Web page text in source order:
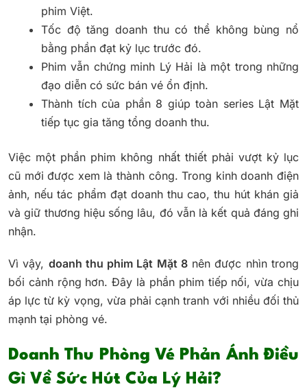
phim Việt.
Tốc độ tăng doanh thu có thể không bùng nổ
bằng phần đạt kỷ lục trước đó.
Phim vẫn chứng minh Lý Hải là một trong những
đạo diễn có sức bán vé ổn định.
Thành tích của phần 8 giúp toàn series Lật Mặt
tiếp tục gia tăng tổng doanh thu.
Việc một phần phim không nhất thiết phải vượt kỷ lục
cũ mới được xem là thành công. Trong kinh doanh điện
ảnh, nếu tác phẩm đạt doanh thu cao, thu hút khán giả
và giữ thương hiệu sống lâu, đó vẫn là kết quả đáng ghi
nhận.
Vì vậy, doanh thu phim Lật Mặt 8nên được nhìn trong
bối cảnh rộng hơn. Đây là phần phim tiếp nối, vừa chịu
áp lực từ kỳ vọng, vừa phải cạnh tranh với nhiều đối thủ
mạnh tại phòng vé.
Doanh Thu Phòng Vé Phản Ánh Điều
Gì Về Sức Hút Của Lý Hải?